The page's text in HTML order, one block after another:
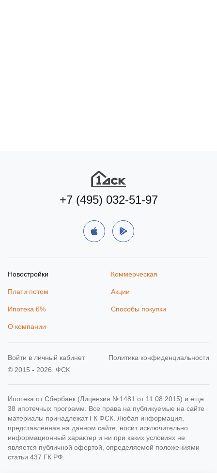
Подобрать квартиру
+7 (495) 032-51-97
Новостройки Коммерческая
Плати потом Акции
Ипотека 6% Способы покупки
О компании
© 2015 - 2026. ФСК
Политика конфиденциальности
Ипотека от Сбербанк (Лицензия №1481 от 11.08.2015) и еще
38 ипотечных программ. Все права на публикуемые на сайте
материалы принадлежат ГК ФСК. Любая информация,
представленная на данном сайте, носит исключительно
информационный характер и ни при каких условиях не
является публичной офертой, определяемой положениями
статьи 437 ГК РФ.
Войти в личный кабинет